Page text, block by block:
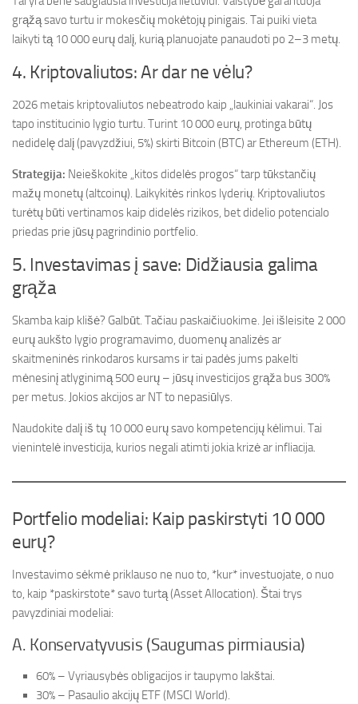
grąžą savo turtu ir mokesčių mokėtojų pinigais. Tai puiki vieta
laikyti tą 10 000 eurų dalį, kurią planuojate panaudoti po 2–3 metų.
4. Kriptovaliutos: Ar dar ne vėlu?
2026 metais kriptovaliutos nebeatrodo kaip „laukiniai vakarai“. Jos
tapo institucinio lygio turtu. Turint 10 000 eurų, protinga būtų
nedidelę dalį (pavyzdžiui, 5%) skirti Bitcoin (BTC) ar Ethereum (ETH).
Strategija: Neieškokite „kitos didelės progos“ tarp tūkstančių
mažų monetų (altcoinų). Laikykitės rinkos lyderių. Kriptovaliutos
turėtų būti vertinamos kaip didelės rizikos, bet didelio potencialo
priedas prie jūsų pagrindinio portfelio.
5. Investavimas į save: Didžiausia galima
grąža
Skamba kaip klišė? Galbūt. Tačiau paskaičiuokime. Jei išleisite 2 000
eurų aukšto lygio programavimo, duomenų analizės ar
skaitmeninės rinkodaros kursams ir tai padės jums pakelti
mėnesinį atlyginimą 500 eurų – jūsų investicijos grąža bus 300%
per metus. Jokios akcijos ar NT to nepasiūlys.
Naudokite dalį iš tų 10 000 eurų savo kompetencijų kėlimui. Tai
vienintelė investicija, kurios negali atimti jokia krizė ar infliacija.
Portfelio modeliai: Kaip paskirstyti 10 000
eurų?
Investavimo sėkmė priklauso ne nuo to, *kur* investuojate, o nuo
to, kaip *paskirstote* savo turtą (Asset Allocation). Štai trys
pavyzdiniai modeliai:
A. Konservatyvusis (Saugumas pirmiausia)
60% – Vyriausybės obligacijos ir taupymo lakštai.
30% – Pasaulio akcijų ETF (MSCI World).